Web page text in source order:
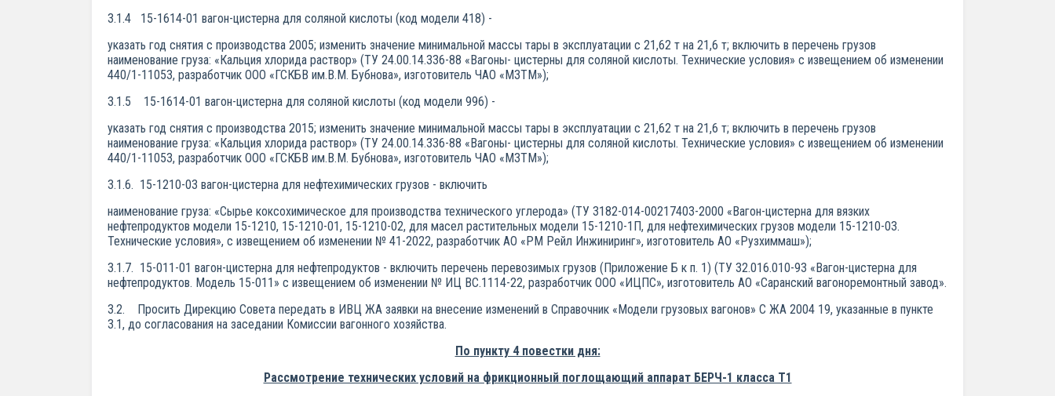
3.1.4 15-1614-01 вагон-цистерна для соляной кислоты (код модели 418) -
указать год снятия с производства 2005; изменить значение минимальной массы тары в эксплуатации с 21,62 т на 21,6 т; включить в перечень грузов
наименование груза: «Кальция хлорида раствор» (ТУ 24.00.14.336-88 «Вагоны- цистерны для соляной кислоты. Технические условия» с извещением об изменении
440/1-11053, разработчик ООО «ГСКБВ им.В.М. Бубнова», изготовитель ЧАО «МЗТМ»);
3.1.5 15-1614-01 вагон-цистерна для соляной кислоты (код модели 996) -
указать год снятия с производства 2015; изменить значение минимальной массы тары в эксплуатации с 21,62 т на 21,6 т; включить в перечень грузов
наименование груза: «Кальция хлорида раствор» (ТУ 24.00.14.336-88 «Вагоны- цистерны для соляной кислоты. Технические условия» с извещением об изменении
440/1-11053, разработчик ООО «ГСКБВ им.В.М. Бубнова», изготовитель ЧАО «МЗТМ»);
3.1.6. 15-1210-03 вагон-цистерна для нефтехимических грузов - включить
наименование груза: «Сырье коксохимическое для производства технического углерода» (ТУ 3182-014-00217403-2000 «Вагон-цистерна для вязких
нефтепродуктов модели 15-1210, 15-1210-01, 15-1210-02, для масел растительных модели 15-1210-1П, для нефтехимических грузов модели 15-1210-03.
Технические условия», с извещением об изменении № 41-2022, разработчик АО «РМ Рейл Инжиниринг», изготовитель АО «Рузхиммаш»);
3.1.7. 15-011-01 вагон-цистерна для нефтепродуктов - включить перечень перевозимых грузов (Приложение Б к п. 1) (ТУ 32.016.010-93 «Вагон-цистерна для
нефтепродуктов. Модель 15-011» с извещением об изменении № ИЦ ВС.1114-22, разработчик ООО «ИЦПС», изготовитель АО «Саранский вагоноремонтный завод».
3.2. Просить Дирекцию Совета передать в ИВЦ ЖА заявки на внесение изменений в Справочник «Модели грузовых вагонов» С ЖА 2004 19, указанные в пункте
3.1, до согласования на заседании Комиссии вагонного хозяйства.
По пункту 4 повестки дня:
Рассмотрение технических условий на фрикционный поглощающий аппарат БЕРЧ-1 класса Т1